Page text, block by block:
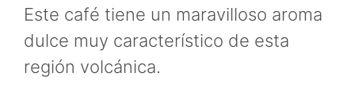
Este café tiene un maravilloso aroma
dulce muy característico de esta
región volcánica.